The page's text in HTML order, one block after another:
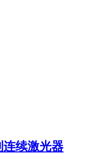
连续激光器